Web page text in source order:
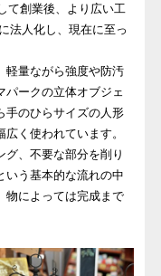
て創業後、より広い工
法人化し、現在に至っ
軽量ながら強度や防汚
パークの立体オブジェ
手のひらサイズの人形
く使われています。
グ、不要な部分を削り
いう基本的な流れの中
物によっては完成まで